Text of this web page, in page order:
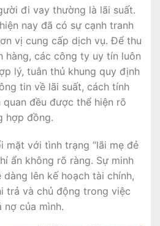
đi vay thường là lãi suất.
nay đã có sự cạnh tranh
vị cung cấp dịch vụ. Để thu
hàng, các công ty uy tín luôn
lý, tuân thủ khung quy định
tin về lãi suất, cách tính
đều được thể hiện rõ
hợp đồng.
mặt với tình trạng “lãi mẹ đẻ
ẩn không rõ ràng. Sự minh
lên kế hoạch tài chính,
trả và chủ động trong việc
nợ của mình.